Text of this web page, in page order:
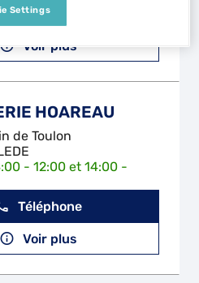
Téléphone
Voir plus
HOAREAU
de Toulon
- 12:00 et 14:00 -
Téléphone
Voir plus
Settings